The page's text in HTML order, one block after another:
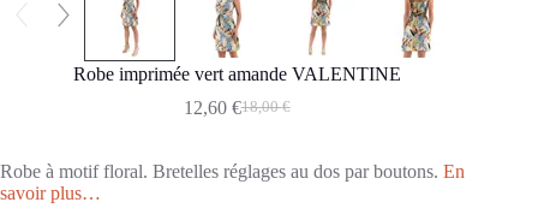
Robe imprimée vert amande VALENTINE
18,00€
12,60 €
Robe à motif floral. Bretelles réglages au dos par boutons. En
savoir plus…